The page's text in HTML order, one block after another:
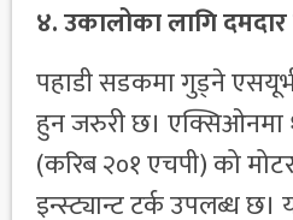
४. उकालोका लागि दमदार
पहाडी सडकमा गुड्ने
हुन जरुरी छ। एक्सिओनमा
(करिब २०१ एचपी) को
इन्स्ट्यान्ट टर्कउपलब्ध छ।